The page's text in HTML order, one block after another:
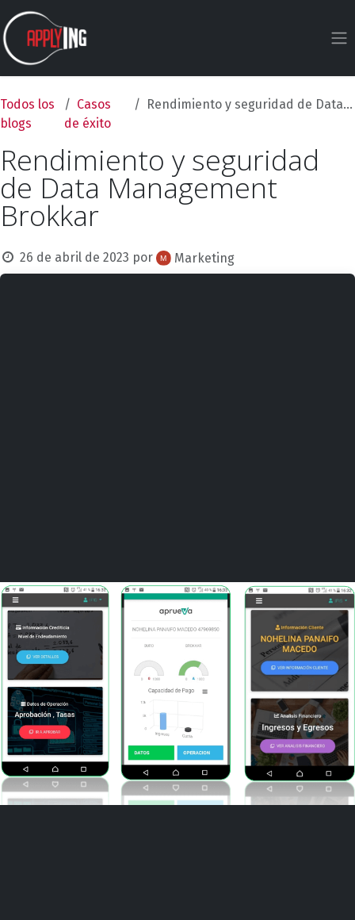
Ir al contenido
Todos los
blogs
Casos
de éxito
Rendimiento y seguridad de Data Management Brokkar
Rendimiento y seguridad
de Data Management
Brokkar
26 de abril de 2023 por Marketing